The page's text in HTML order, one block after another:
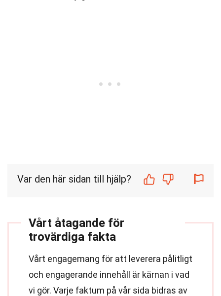
Var den här sidan till hjälp?
Vårt åtagande för
trovärdiga fakta
Vårt engagemang för att leverera pålitligt
och engagerande innehåll är kärnan i vad
vi gör. Varje faktum på vår sida bidras av